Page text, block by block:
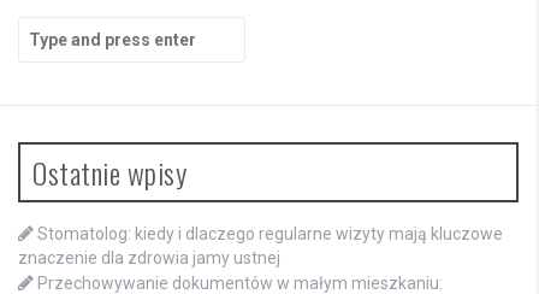
Search
for:
Ostatnie wpisy
Stomatolog: kiedy i dlaczego regularne wizyty mają kluczowe
znaczenie dla zdrowia jamy ustnej
Przechowywanie dokumentów w małym mieszkaniu: